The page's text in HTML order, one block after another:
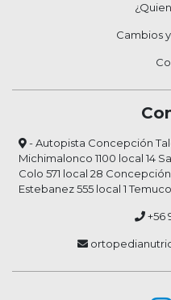
Cambios
- Autopista Concepción
Michimalonco 1100 local 14
Colo 571 local 28
Estebanez 555 local 1 Temuco
+56